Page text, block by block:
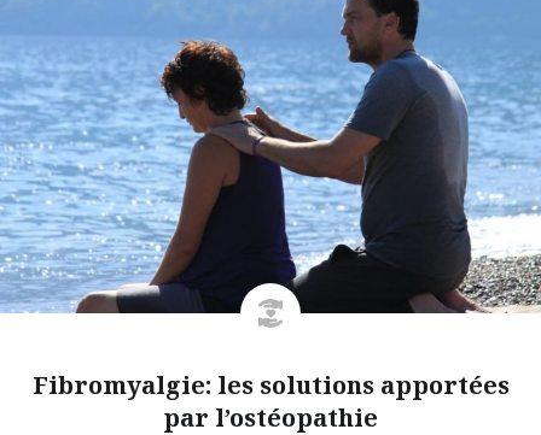
Fibromyalgie: les solutions apportées
par l’ostéopathie